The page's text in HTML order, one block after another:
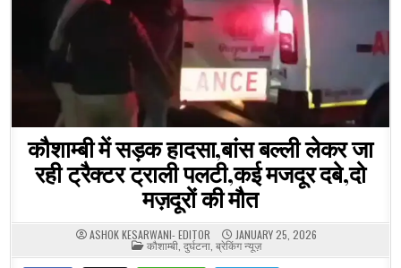
कौशाम्बी में सड़क हादसा,बांस बल्ली लेकर जा
रही ट्रैक्टर ट्राली पलटी,कई मजदूर दबे,दो
मज़दूरों की मौत
ASHOK KESARWANI- EDITOR JANUARY 25, 2026
POSTED
IN
कौशाम्बी, दुर्घटना, ब्रेकिंग न्यूज़